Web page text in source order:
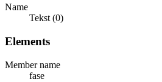
Name
Tekst (0)
Elements
Member name
fase